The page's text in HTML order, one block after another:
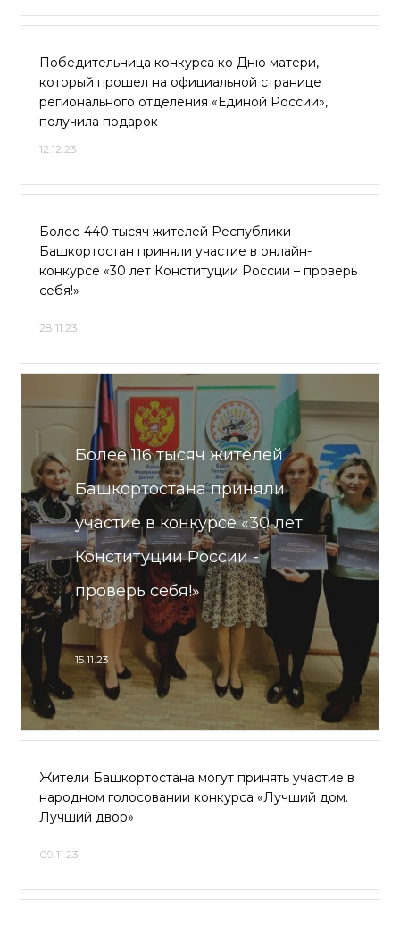
Победительница конкурса ко Дню матери,
который прошел на официальной странице
регионального отделения «Единой России»,
получила подарок
12.12.23
Более 440 тысяч жителей Республики
Башкортостан приняли участие в онлайн-
конкурсе «30 лет Конституции России – проверь
себя!»
28.11.23
Более 116 тысяч жителей
Башкортостана приняли
участие в конкурсе «30 лет
Конституции России -
проверь себя!»
15.11.23
Жители Башкортостана могут принять участие в
народном голосовании конкурса «Лучший дом.
Лучший двор»
09.11.23